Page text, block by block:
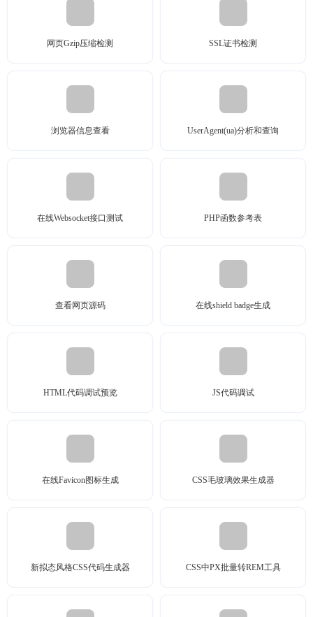
网页Gzip压缩检测 SSL证书检测
浏览器信息查看 UserAgent(ua)分析和查询
在线Websocket接口测试 PHP函数参考表
查看网页源码 在线shield badge生成
HTML代码调试预览 JS代码调试
在线Favicon图标生成 CSS毛玻璃效果生成器
新拟态风格CSS代码生成器 CSS中PX批量转REM工具